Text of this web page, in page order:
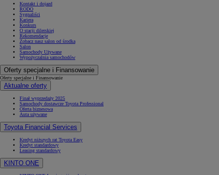
Kontakt i dojazd
RODO
Sygnaliści
Kariera
Konkurs
O stacji dilerskiej
Rekomendacje
Zobacz nasz salon od środka
Salon
Samochody Używane
Wypożyczalnia samochodów
Oferty specjalne i Finansowanie
Oferty specjalne i Finansowanie
Aktualne oferty
Finał wyprzedaży 2025
Samochody dostawcze Toyota Professional
Oferta biznesowa
Auta używane
Toyota Financial Services
Kredyt niższych rat Toyota Easy
Kredyt standardowy
Leasing standardowy
KINTO ONE